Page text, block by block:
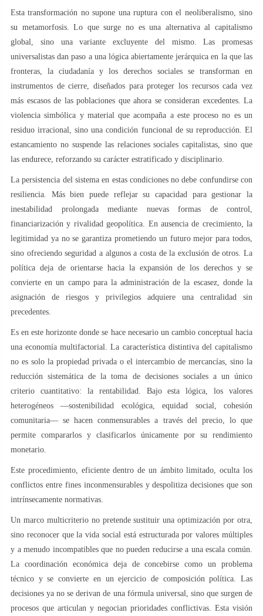
Esta transformación no supone una ruptura con el neoliberalismo, sino
su metamorfosis. Lo que surge no es una alternativa al capitalismo
global, sino una variante excluyente del mismo. Las promesas
universalistas dan paso a una lógica abiertamente jerárquica en la que las
fronteras, la ciudadanía y los derechos sociales se transforman en
instrumentos de cierre, diseñados para proteger los recursos cada vez
más escasos de las poblaciones que ahora se consideran excedentes. La
violencia simbólica y material que acompaña a este proceso no es un
residuo irracional, sino una condición funcional de su reproducción. El
estancamiento no suspende las relaciones sociales capitalistas, sino que
las endurece, reforzando su carácter estratificado y disciplinario.
La persistencia del sistema en estas condiciones no debe confundirse con
resiliencia. Más bien puede reflejar su capacidad para gestionar la
inestabilidad prolongada mediante nuevas formas de control,
financiarización y rivalidad geopolítica. En ausencia de crecimiento, la
legitimidad ya no se garantiza prometiendo un futuro mejor para todos,
sino ofreciendo seguridad a algunos a costa de la exclusión de otros. La
política deja de orientarse hacia la expansión de los derechos y se
convierte en un campo para la administración de la escasez, donde la
asignación de riesgos y privilegios adquiere una centralidad sin
precedentes.
Es en este horizonte donde se hace necesario un cambio conceptual hacia
una economía multifactorial. La característica distintiva del capitalismo
no es solo la propiedad privada o el intercambio de mercancías, sino la
reducción sistemática de la toma de decisiones sociales a un único
criterio cuantitativo: la rentabilidad. Bajo esta lógica, los valores
heterogéneos —sostenibilidad ecológica, equidad social, cohesión
comunitaria— se hacen conmensurables a través del precio, lo que
permite compararlos y clasificarlos únicamente por su rendimiento
monetario.
Este procedimiento, eficiente dentro de un ámbito limitado, oculta los
conflictos entre fines inconmensurables y despolitiza decisiones que son
intrínsecamente normativas.
Un marco multicriterio no pretende sustituir una optimización por otra,
sino reconocer que la vida social está estructurada por valores múltiples
y a menudo incompatibles que no pueden reducirse a una escala común.
La coordinación económica deja de concebirse como un problema
técnico y se convierte en un ejercicio de composición política. Las
decisiones ya no se derivan de una fórmula universal, sino que surgen de
procesos que articulan y negocian prioridades conflictivas. Esta visión